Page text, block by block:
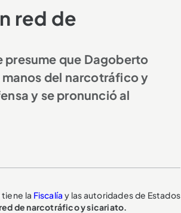
red de
presume que Dagoberto
manos del narcotráfico y
y se pronunció al
tiene la Fiscalía y las autoridades de Estados
de narcotráfico y sicariato.